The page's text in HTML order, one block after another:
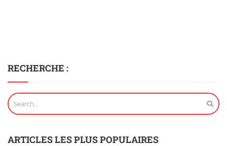
RECHERCHE :
ARTICLES LES PLUS POPULAIRES